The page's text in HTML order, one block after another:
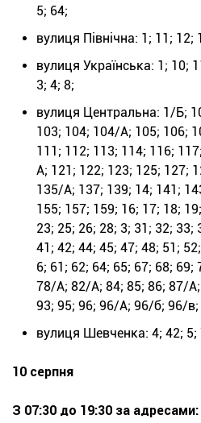
5; 64;
вулиця Північна: 1; 11; 12;
вулиця Українська: 1; 10;
3; 4; 8;
вулиця Центральна: 1/Б;
103; 104; 104/А; 105; 106;
111; 112; 113; 114; 116;
А; 121; 122; 123; 125; 127;
135/А; 137; 139; 14; 141;
155; 157; 159; 16; 17; 18;
23; 25; 26; 28; 3; 31; 32;
41; 42; 44; 45; 47; 48; 51;
6; 61; 62; 64; 65; 67; 68; 69;
78/А; 82/А; 84; 85; 86; 87/
93; 95; 96; 96/А; 96/б; 96/
вулиця Шевченка: 4; 42; 5;
10 серпня
З 07:30 до 19:30 за адресами: